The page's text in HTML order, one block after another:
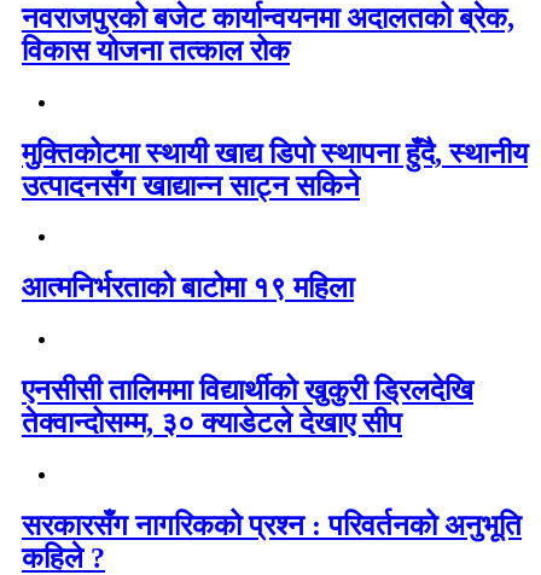
नवराजपुरको बजेट कार्यान्वयनमा अदालतको ब्रेक,
विकास योजना तत्काल रोक
मुक्तिकोटमा स्थायी खाद्य डिपो स्थापना हुँदै, स्थानीय
उत्पादनसँग खाद्यान्न साट्न सकिने
आत्मनिर्भरताको बाटोमा १९ महिला
एनसीसी तालिममा विद्यार्थीको खुकुरी ड्रिलदेखि
तेक्वान्दोसम्म, ३० क्याडेटले देखाए सीप
सरकारसँग नागरिकको प्रश्न : परिवर्तनको अनुभूति
कहिले ?